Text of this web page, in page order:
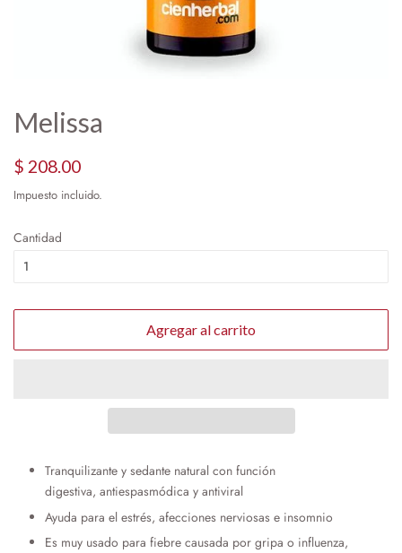
Melissa
Precio
$ 208.00
oferta
Impuesto incluido.
Cantidad
Agregar al carrito
Tranquilizante y sedante natural con función
digestiva, antiespasmódica y antiviral
Ayuda para el estrés, afecciones nerviosas e insomnio
Es muy usado para fiebre causada por gripa o influenza,